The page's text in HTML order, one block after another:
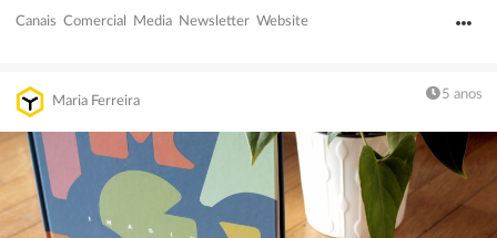
Canais Comercial Media Newsletter Website
Maria Ferreira 5 anos